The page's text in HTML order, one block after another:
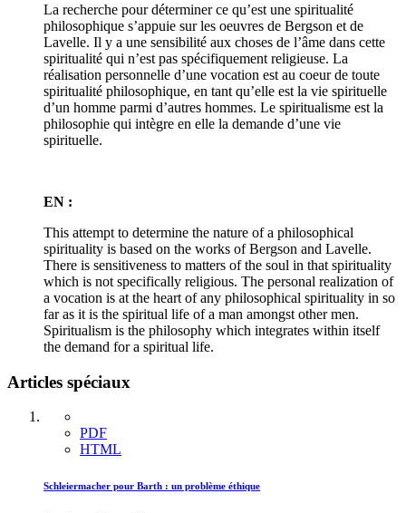
La recherche pour déterminer ce qu’est une spiritualité
philosophique s’appuie sur les oeuvres de Bergson et de
Lavelle. Il y a une sensibilité aux choses de l’âme dans cette
spiritualité qui n’est pas spécifiquement religieuse. La
réalisation personnelle d’une vocation est au coeur de toute
spiritualité philosophique, en tant qu’elle est la vie spirituelle
d’un homme parmi d’autres hommes. Le spiritualisme est la
philosophie qui intègre en elle la demande d’une vie
spirituelle.
EN :
This attempt to determine the nature of a philosophical
spirituality is based on the works of Bergson and Lavelle.
There is sensitiveness to matters of the soul in that spirituality
which is not specifically religious. The personal realization of
a vocation is at the heart of any philosophical spirituality in so
far as it is the spiritual life of a man amongst other men.
Spiritualism is the philosophy which integrates within itself
the demand for a spiritual life.
Articles spéciaux
PDF
HTML
Schleiermacher pour Barth : un problème éthique